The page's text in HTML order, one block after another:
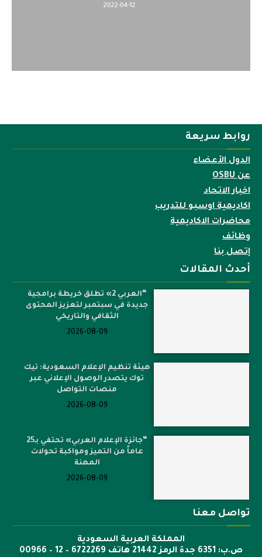
2022-04-12
روابط سريعة
الدول الأعضاء
عن OSBU
اخبار الاتحاد
اكاديمية اوسبو للتدريب
محاضرات الاكاديمية
وظائف
إتصل بنا
أحدث المقالات
“العربي 2» تطلق خريطة برامجية
جديدة في سبتمبر لتعزيز المحتوى
الثقافي والتاريخي
2026-08-09
هيئة تنظيم الإعلام السعودية: تيك
توك يتصدر الوصول الإعلاني عبر
منصات التواصل
2026-08-09
“جائزة الإعلام العربي» تحتفي بـ25
عاماً من التميز ومواكبة تحولات
المهنة
2026-08-09
تواصل معنا
المملكة العربية السعودية
ص.ب: 6351 جدة الرمز 21442 هاتف 6722269 – 12 – 00966